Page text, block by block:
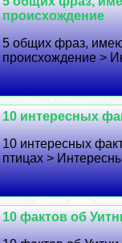
происхождение
5 общих фраз,
происхождение >
10 интересных
10 интересных
птицах >
10 фактов об